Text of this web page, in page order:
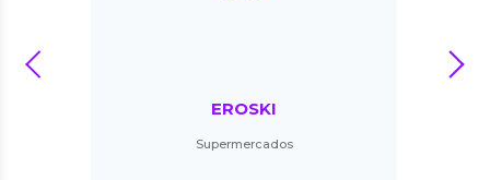
EROSKI
Supermercados
prev next